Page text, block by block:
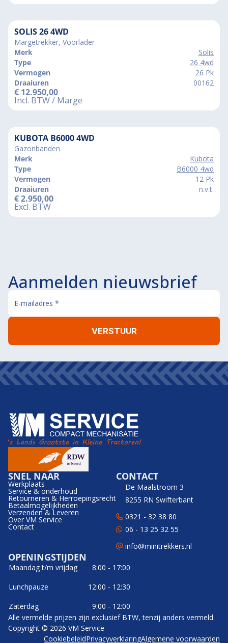
SOLIS 26 4WD
Margetrekker, Voorlader
Merk
Solis
Type
26 4wd
Vermogen
26 Pk
Draaiuren
00162
€ 12.950,00
Incl. BTW / Marge
KUBOTA B6000 4WD
Gazonbanden
Merk
Kubota
Type
B6000 4wd
Vermogen
12 Pk
Draaiuren
n.v.t.
€2.950,00
Excl. BTW
Aanmelden nieuwsbrief
SNEL NAAR
Werkplaats
Service & onderhoud
Retourneren & Herroepingsrecht
Betaalmogelijkheden
Verzenden & Leveren
Over VM Service
Contact
CONTACT
De Maalstroom 3
8255 RN Swifterbant
0321 - 32 38 80
06 - 13 25 32 55
info@minitrekkers.nl
OPENINGSTIJDEN
Maandag t/m vrijdag
8:00 - 17:00
Lunchpauze
12:00 - 12:30
Zaterdag
9:00 - 12:00
Alle vermelde prijzen zijn exclusief BTW, tenzij anders vermeld.
Copyright © 2026 VM Service
CookiebeleidPrivacyverklaringAlgemene voorwaarden